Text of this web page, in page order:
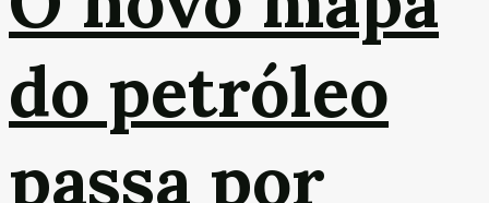
do petróleo
passa por